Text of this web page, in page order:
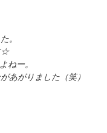
。
☆
ねー。
あがりました（笑）